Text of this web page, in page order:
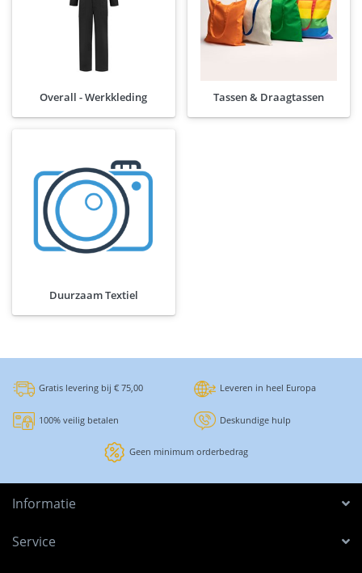
Overall - Werkkleding Tassen & Draagtassen
Duurzaam Textiel
Gratis levering bij € 75,00 Leveren in heel Europa
100% veilig betalen Deskundige hulp
Geen minimum orderbedrag
Informatie
Service